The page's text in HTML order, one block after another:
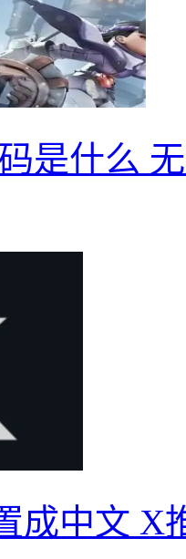
是什么
成中文 X